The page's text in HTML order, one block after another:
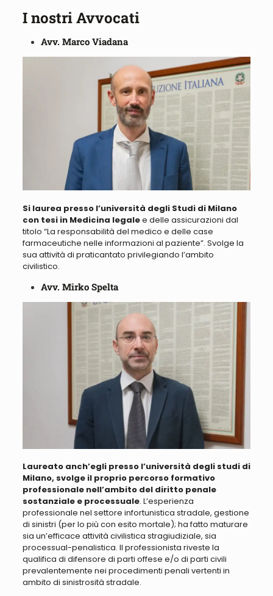
I nostri Avvocati
Avv. Marco Viadana
Si laurea presso l’università degli Studi di Milano
con tesi in Medicina legalee delle assicurazioni dal
titolo “La responsabilità del medico e delle case
farmaceutiche nelle informazioni al paziente”. Svolge la
sua attività di praticantato privilegiando l’ambito
civilistico.
Avv. Mirko Spelta
Laureato anch’egli presso l’università degli studi di
Milano, svolge il proprio percorso formativo
professionale nell’ambito del diritto penale
sostanziale e processuale. L’esperienza
professionale nel settore infortunistica stradale, gestione
di sinistri (per lo più con esito mortale); ha fatto maturare
sia un’efficace attività civilistica stragiudiziale, sia
processual-penalistica. Il professionista riveste la
qualifica di difensore di parti offese e/o di parti civili
prevalentemente nei procedimenti penali vertenti in
ambito di sinistrosità stradale.